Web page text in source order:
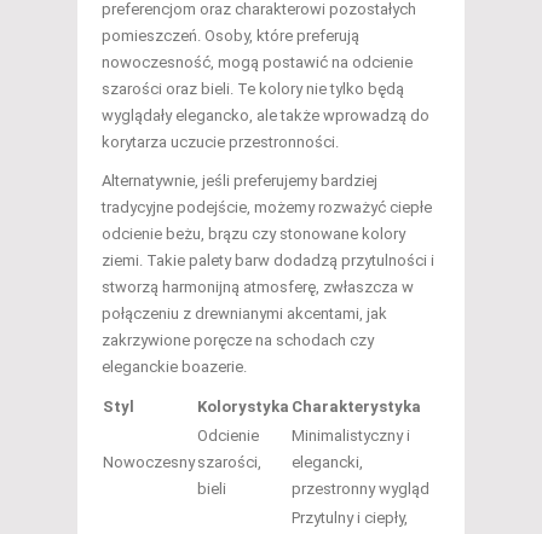
preferencjom oraz charakterowi pozostałych
pomieszczeń. Osoby, które preferują
nowoczesność, mogą postawić na odcienie
szarości oraz bieli. Te kolory nie tylko będą
wyglądały elegancko, ale także wprowadzą do
korytarza uczucie przestronności.
Alternatywnie, jeśli preferujemy bardziej
tradycyjne podejście, możemy rozważyć ciepłe
odcienie beżu, brązu czy stonowane kolory
ziemi. Takie palety barw dodadzą przytulności i
stworzą harmonijną atmosferę, zwłaszcza w
połączeniu z drewnianymi akcentami, jak
zakrzywione poręcze na schodach czy
eleganckie boazerie.
Styl Kolorystyka Charakterystyka
Nowoczesny
Odcienie
szarości,
bieli
Minimalistyczny i
elegancki,
przestronny wygląd
Przytulny i ciepły,